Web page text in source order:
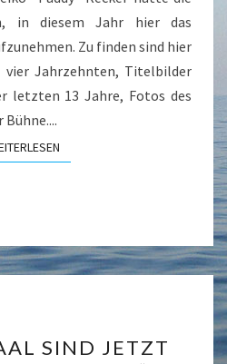
in diesem Jahr hier das
Zu finden sind hier
vier Jahrzehnten, Titelbilder
letzten 13 Jahre, Fotos des
WEITERLESEN
IM SIND JETZT